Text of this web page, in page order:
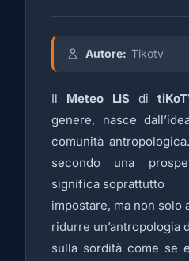
Autore: Tikotv
Il Meteo LIS di
genere, nasce
comunità
secondo una
significa soprattutto
impostare, ma non solo
ridurre un’antropologia
sulla sordità come se